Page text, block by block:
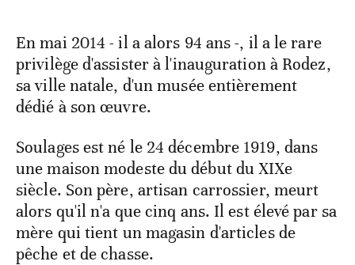
En mai 2014 - il a alors 94 ans -, il a le rare
privilège d'assister à l'inauguration à Rodez,
sa ville natale, d'un musée entièrement
dédié à son œuvre.
Soulages est né le 24 décembre 1919, dans
une maison modeste du début du XIXe
siècle. Son père, artisan carrossier, meurt
alors qu'il n'a que cinq ans. Il est élevé par sa
mère qui tient un magasin d'articles de
pêche et de chasse.